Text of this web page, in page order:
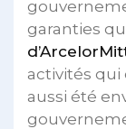
garanties
activités qui
aussi été